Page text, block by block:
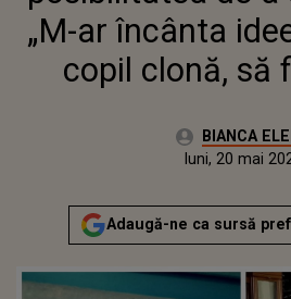
„M-ar încânta
copil clonă, să
Autor:BIANCA
Publicat:
luni, 20 mai
Adaugă-ne ca sursă